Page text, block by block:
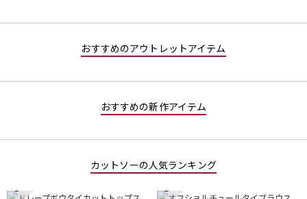
す。
5
す。
おすすめのアウトレットアイテム
おすすめの新作アイテム
カットソーの人気ランキング
1 2